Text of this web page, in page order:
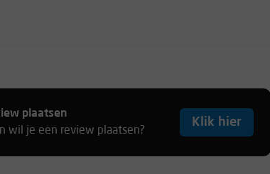
degelijke kwaliteit.\nZeer goede prijs
plaatsen
wil je een review plaatsen?
Klik hier